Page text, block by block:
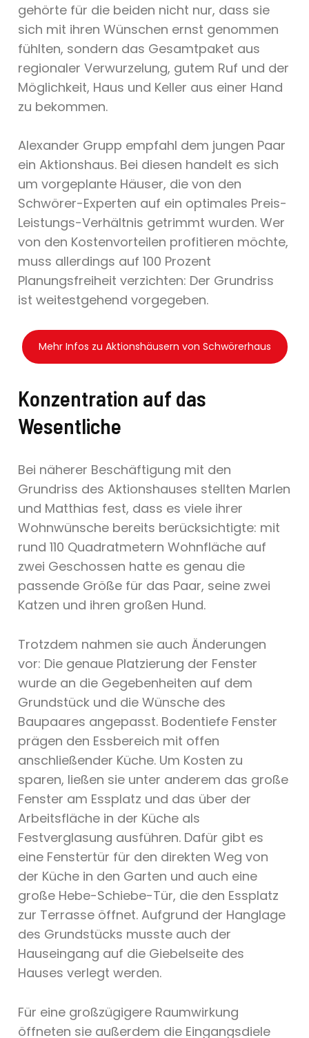
gehörte für die beiden nicht nur, dass sie
sich mit ihren Wünschen ernst genommen
fühlten, sondern das Gesamtpaket aus
regionaler Verwurzelung, gutem Ruf und der
Möglichkeit, Haus und Keller aus einer Hand
zu bekommen.
Alexander Grupp empfahl dem jungen Paar
ein Aktionshaus. Bei diesen handelt es sich
um vorgeplante Häuser, die von den
Schwörer-Experten auf ein optimales Preis-
Leistungs-Verhältnis getrimmt wurden. Wer
von den Kostenvorteilen profitieren möchte,
muss allerdings auf 100 Prozent
Planungsfreiheit verzichten: Der Grundriss
ist weitestgehend vorgegeben.
Mehr Infos zu Aktionshäusern von Schwörerhaus
Konzentration auf das
Wesentliche
Bei näherer Beschäftigung mit den
Grundriss des Aktionshauses stellten Marlen
und Matthias fest, dass es viele ihrer
Wohnwünsche bereits berücksichtigte: mit
rund 110 Quadratmetern Wohnfläche auf
zwei Geschossen hatte es genau die
passende Größe für das Paar, seine zwei
Katzen und ihren großen Hund.
Trotzdem nahmen sie auch Änderungen
vor: Die genaue Platzierung der Fenster
wurde an die Gegebenheiten auf dem
Grundstück und die Wünsche des
Baupaares angepasst. Bodentiefe Fenster
prägen den Essbereich mit offen
anschließender Küche. Um Kosten zu
sparen, ließen sie unter anderem das große
Fenster am Essplatz und das über der
Arbeitsfläche in der Küche als
Festverglasung ausführen. Dafür gibt es
eine Fenstertür für den direkten Weg von
der Küche in den Garten und auch eine
große Hebe-Schiebe-Tür, die den Essplatz
zur Terrasse öffnet. Aufgrund der Hanglage
des Grundstücks musste auch der
Hauseingang auf die Giebelseite des
Hauses verlegt werden.
Für eine großzügigere Raumwirkung
öffneten sie außerdem die Eingangsdiele